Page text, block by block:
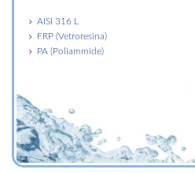
AISI 316 L
FRP (Vetroresina)
PA (Poliammide)